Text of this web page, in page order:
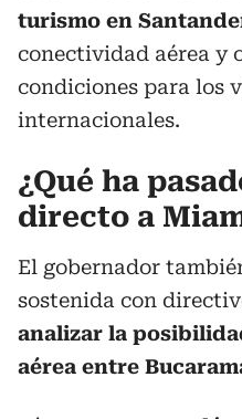
turismo en
conectividad aérea y
condiciones para los
internacionales.
¿Qué ha
directo a
El gobernador
sostenida con
analizar la
aérea entre